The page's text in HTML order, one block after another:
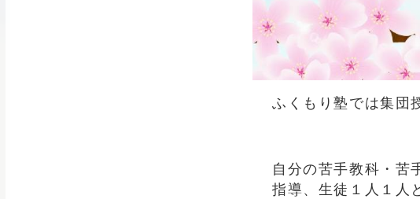
ふくもり塾では集団
自分の苦手教科・苦
指導、生徒１人１人